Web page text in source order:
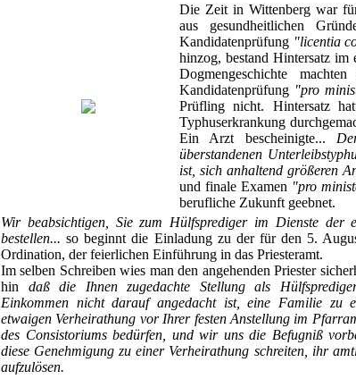
Die Zeit in Wittenberg war
aus gesundheitlichen
Kandidatenprüfung "licentia
hinzog, bestand Hintersatz
Dogmengeschichte
Kandidatenprüfung "pro
Prüfling nicht. Hintersatz
Typhuserkrankung
Ein Arzt bescheinigte...
überstandenen
ist, sich anhaltend größeren
und finale Examen "pro
berufliche Zukunft geebnet.
Wir beabsichtigen, Sie zum Hülfsprediger im Dienste der
bestellen... so beginnt die Einladung zu der für den 5.
Ordination, der feierlichen Einführung in das Priesteramt.
Im selben Schreiben wies man den angehenden Priester
hin daß die Ihnen zugedachte Stellung als
Einkommen nicht darauf angedacht ist, eine Familie zu
etwaigen Verheirathung vor Ihrer festen Anstellung im
des Consistoriums bedürfen, und wir uns die Befugniß
diese Genehmigung zu einer Verheirathung schreiten, ihr
aufzulösen.